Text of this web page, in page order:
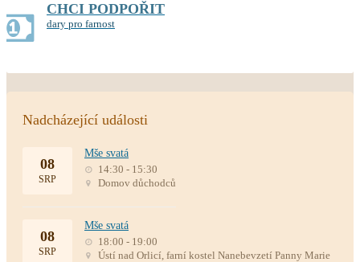
CHCI PODPOŘIT
dary pro farnost
Nadcházející události
08
SRP
Mše svatá
14:30 - 15:30
Domov důchodců
08
SRP
Mše svatá
18:00 - 19:00
Ústí nad Orlicí, farní kostel Nanebevzetí Panny Marie